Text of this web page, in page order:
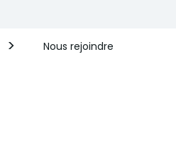
Nous rejoindre